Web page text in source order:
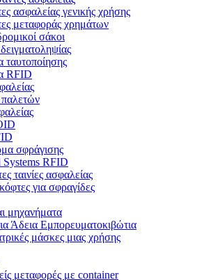
ασφαλείας γενικής χρήσης
μεταφοράς χρημάτων
σάκοι
ταυτοποίησης
RFID
σφράγισης
Systems RFID
ταινίες ασφαλείας
για σφραγίδες
μηχανήματα
Άδεια Εμπορευματοκιβώτια
μάσκες μιας χρήσης
μεταφορές με container